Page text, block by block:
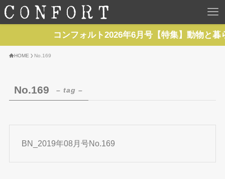
HOME
REPORTS
コンフォルト2026年6月号【特集】動物と
HOME No.169
No.169 – tag –
BN_2019年08月号No.169